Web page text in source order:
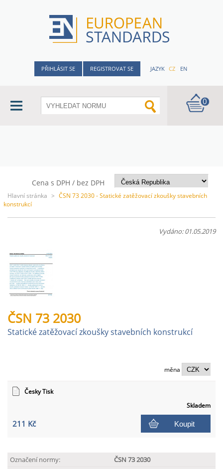
PŘIHLÁSIT SE REGISTROVAT SE JAZYK CZ EN
0
Cena s DPH / bez DPH
Hlavní stránka > ČSN 73 2030 - Statické zatěžovací zkoušky stavebních
konstrukcí
Vydáno: 01.05.2019
ČSN 73 2030
Statické zatěžovací zkoušky stavebních konstrukcí
měna
Česky Tisk
Skladem
211 Kč Koupit
Označení normy:
ČSN 73 2030